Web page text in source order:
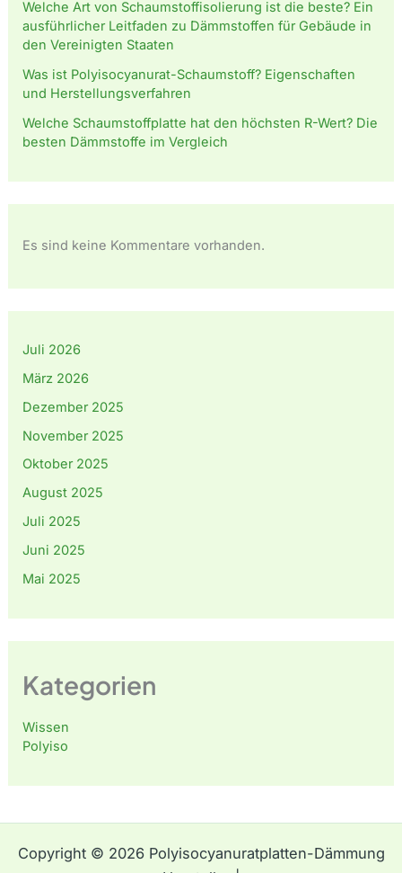
Welche Art von Schaumstoffisolierung ist die beste? Ein
ausführlicher Leitfaden zu Dämmstoffen für Gebäude in
den Vereinigten Staaten
Was ist Polyisocyanurat-Schaumstoff? Eigenschaften
und Herstellungsverfahren
Welche Schaumstoffplatte hat den höchsten R-Wert? Die
besten Dämmstoffe im Vergleich
Es sind keine Kommentare vorhanden.
Juli 2026
März 2026
Dezember 2025
November 2025
Oktober 2025
August 2025
Juli 2025
Juni 2025
Mai 2025
Kategorien
Wissen
Polyiso
Copyright © 2026 Polyisocyanuratplatten-Dämmung